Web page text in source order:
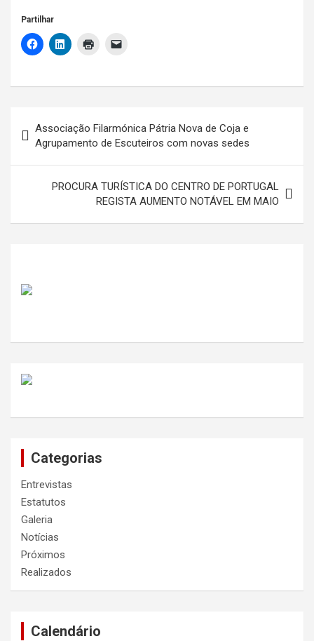
Partilhar
de
artigos
Associação Filarmónica Pátria Nova de Coja e
Agrupamento de Escuteiros com novas sedes
PROCURA TURÍSTICA DO CENTRO DE PORTUGAL
REGISTA AUMENTO NOTÁVEL EM MAIO
Categorias
Entrevistas
Estatutos
Galeria
Notícias
Próximos
Realizados
Calendário